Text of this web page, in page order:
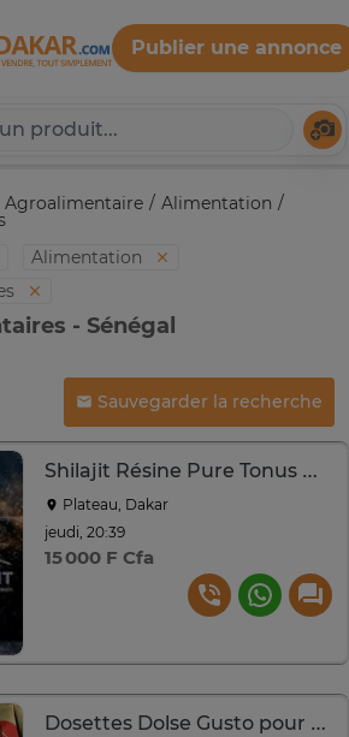
Dakar
Publier une annonce
Agroalimentaire Alimentation
Alimentation
- Sénégal
Sauvegarder la recherche
Shilajit Résine Pure Tonus Naturelle
Plateau, Dakar
jeudi, 20:39
15 000 F Cfa
Dosettes Dolse Gusto pour Machine NEO